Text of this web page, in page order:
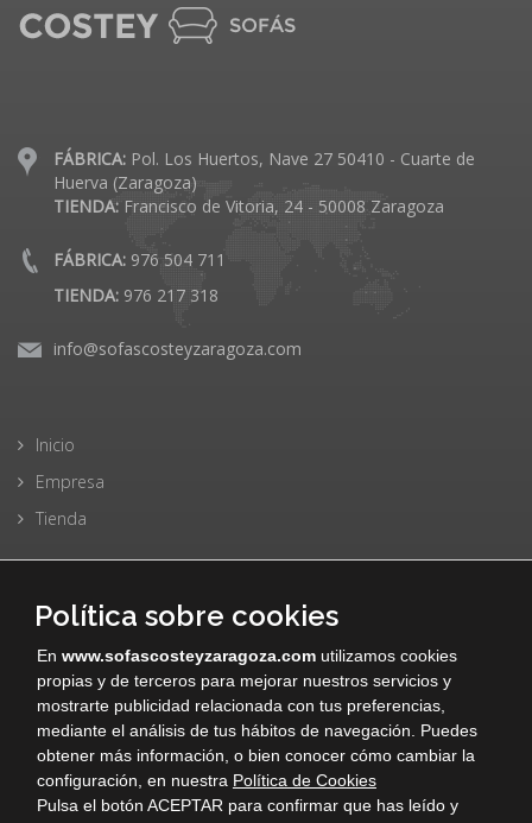
Política sobre cookies
En www.sofascosteyzaragoza.comutilizamos cookies
propias y de terceros para mejorar nuestros servicios y
mostrarte publicidad relacionada con tus preferencias,
mediante el análisis de tus hábitos de navegación. Puedes
obtener más información, o bien conocer cómo cambiar la
configuración, en nuestra Política de Cookies
Pulsa el botón ACEPTAR para confirmar que has leído y
FÁBRICA: Pol. Los Huertos, Nave 27 50410 - Cuarte de
Huerva (Zaragoza)
TIENDA: Francisco de Vitoria, 24 - 50008 Zaragoza
FÁBRICA: 976 504 711
TIENDA: 976 217 318
info@sofascosteyzaragoza.com
Inicio
Empresa
Tienda
Sofas
Sillones
Garantías